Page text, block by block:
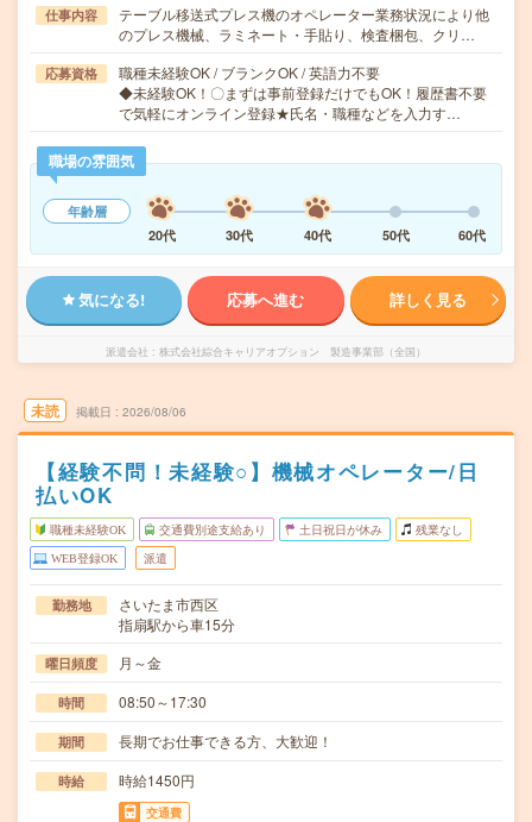
仕事内容
テーブル移送式プレス機のオペレーター業務状況により他
のプレス機械、ラミネート・手貼り、検査梱包、クリ…
応募資格
職種未経験OK / ブランクOK / 英語力不要
◆未経験OK！〇まずは事前登録だけでもOK！履歴書不要
で気軽にオンライン登録★氏名・職種などを入力す…
職場の雰囲気
年齢層
20代
30代 40代 50代 60代
気になる! 応募へ進む 詳しく見る
派遣会社 株式会社綜合キャリアオプション 製造事業部（全国）
未読 掲載日 2026/08/06
【経験不問！未経験○】機械オペレーター/日
払いOK
職種未経験OK 交通費別途支給あり 土日祝日が休み 残業なし
WEB登録OK 派遣
勤務地
さいたま市西区
指扇駅から車15分
曜日頻度 月～金
時間 08:50～17:30
期間 長期でお仕事できる方、大歓迎！
時給 時給1450円
交通費